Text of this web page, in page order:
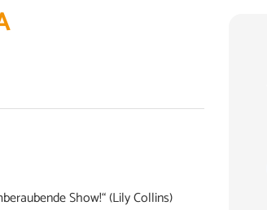
Show!“ (Lily Collins)